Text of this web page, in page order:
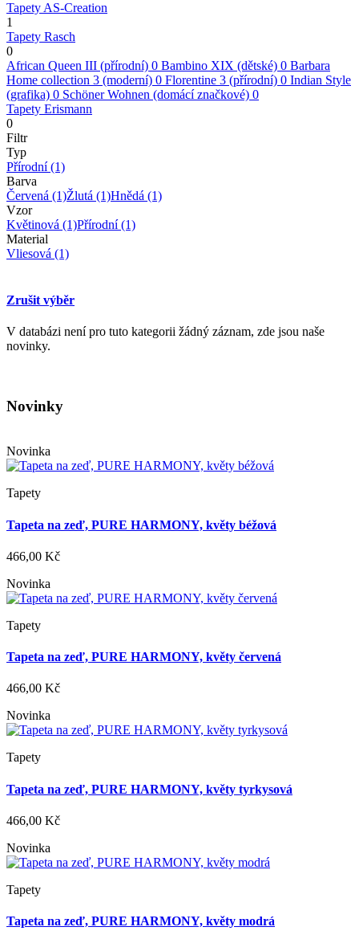
Tapety AS-Creation
1
Tapety Rasch
0
African Queen III (přírodní) 0 Bambino XIX (dětské) 0 Barbara
Home collection 3 (moderní) 0 Florentine 3 (přírodní) 0 Indian Style
(grafika) 0 Schöner Wohnen (domácí značkové) 0
Tapety Erismann
0
Filtr
Typ
Přírodní(1)
Barva
Červená (1)Žlutá (1)Hnědá (1)
Vzor
Květinová (1)Přírodní(1)
Material
Vliesová (1)
Zrušit výběr
V databázi není pro tuto kategorii žádný záznam, zde jsou naše
novinky.
Novinky
Novinka
Tapety
Tapeta na zeď, PURE HARMONY, květy béžová
466,00 Kč
Novinka
Tapety
Tapeta na zeď, PURE HARMONY, květy červená
466,00 Kč
Novinka
Tapety
Tapeta na zeď, PURE HARMONY, květy tyrkysová
466,00 Kč
Novinka
Tapety
Tapeta na zeď, PURE HARMONY, květy modrá